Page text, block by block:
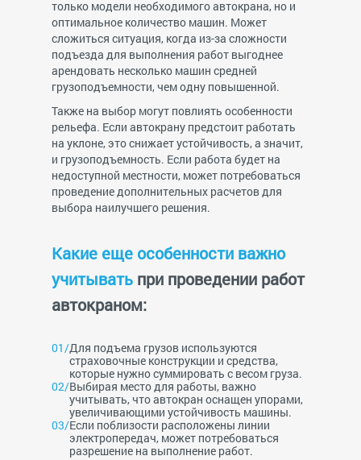
только модели необходимого автокрана, но и
оптимальное количество машин. Может
сложиться ситуация, когда из-за сложности
подъезда для выполнения работ выгоднее
арендовать несколько машин средней
грузоподъемности, чем одну повышенной.
Также на выбор могут повлиять особенности
рельефа. Если автокрану предстоит работать
на уклоне, это снижает устойчивость, а значит,
и грузоподъемность. Если работа будет на
недоступной местности, может потребоваться
проведение дополнительных расчетов для
выбора наилучшего решения.
Какие еще особенности важно
учитывать при проведении работ
автокраном:
Для подъема грузов используются
страховочные конструкции и средства,
которые нужно суммировать с весом груза.
Выбирая место для работы, важно
учитывать, что автокран оснащен упорами,
увеличивающими устойчивость машины.
Если поблизости расположены линии
электропередач, может потребоваться
разрешение на выполнение работ.